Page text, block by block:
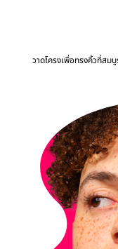
วาดโครงเพื่อทรงคิ้วที่ส